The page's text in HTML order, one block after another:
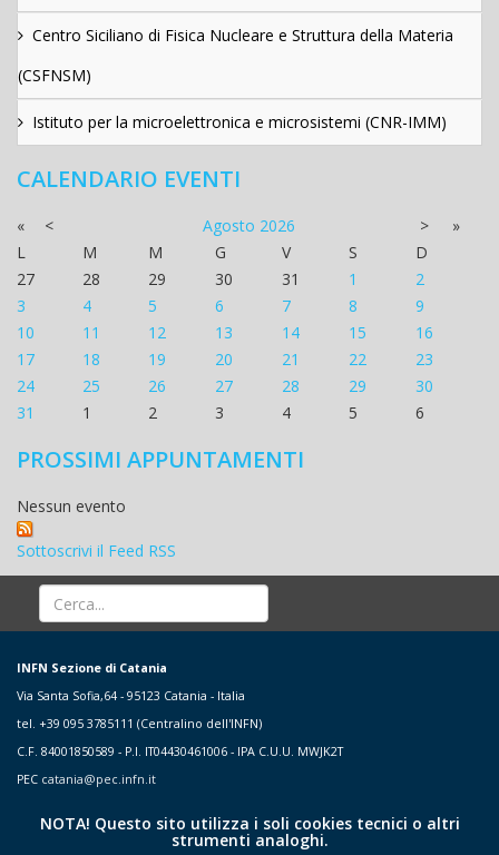
Centro Siciliano di Fisica Nucleare e Struttura della Materia
(CSFNSM)
Istituto per la microelettronica e microsistemi (CNR-IMM)
CALENDARIO EVENTI
« < Agosto 2026 >
»
L
M M G V S
D
27
28 29 30 31 1
2
3
4 5 6 7 8
9
10
11 12 13 14 15
16
17
18 19 20 21 22
23
24
25 26 27 28 29
30
31
1 2 3 4 5 6
PROSSIMI APPUNTAMENTI
Nessun evento
Sottoscrivi il Feed RSS
INFN Sezione di Catania
Via Santa Sofia,64 - 95123 Catania - Italia
tel. +39 095 3785111 (Centralino dell'INFN)
C.F. 84001850589 - P.I. IT04430461006 - IPA C.U.U. MWJK2T
PEC catania@pec.infn.it
NOTA! Questo sito utilizza i soli cookies tecnici o altri
strumenti analoghi.